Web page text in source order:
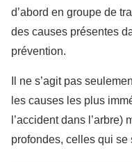
d’abord en groupe de
des causes présentes
prévention.
Il ne s’agit pas
les causes les plus
l’accident dans
profondes, celles qui se